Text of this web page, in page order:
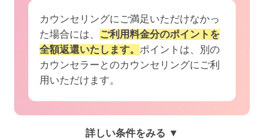
カウンセリングにご満足いただけなかっ
た場合には、
ご利用料金分のポイントを
全額返還いたします。 ポイントは、別の
カウンセラーとのカウンセリングにご利
用いただけます。
詳しい条件をみる ▼